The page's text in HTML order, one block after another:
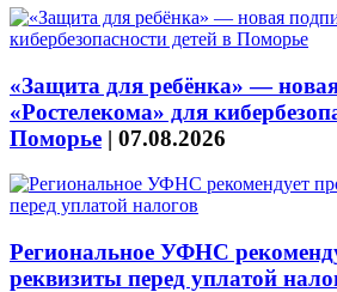
«Защита для ребёнка» —
«Ростелекома» для
Поморье | 07.08.2026
Региональное УФНС
реквизиты перед уплатой